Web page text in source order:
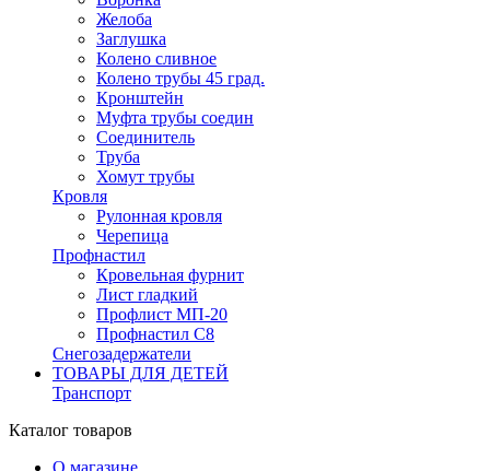
Желоба
Заглушка
Колено сливное
Колено трубы 45 град.
Кронштейн
Муфта трубы соедин
Соединитель
Труба
Хомут трубы
Кровля
Рулонная кровля
Черепица
Профнастил
Кровельная фурнит
Лист гладкий
Профлист МП-20
Профнастил С8
Снегозадержатели
ТОВАРЫ ДЛЯ ДЕТЕЙ
Транспорт
Каталог товаров
О магазине